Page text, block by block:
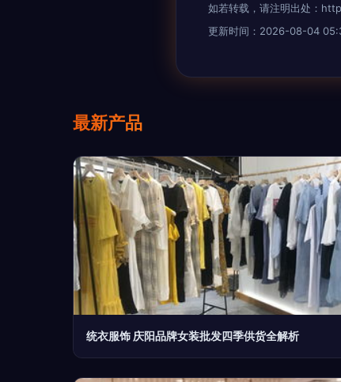
如若转载，请注明出处：
更新时间：2026-08-04
最新产品
统衣服饰 庆阳品牌女装批发四季供货全解析